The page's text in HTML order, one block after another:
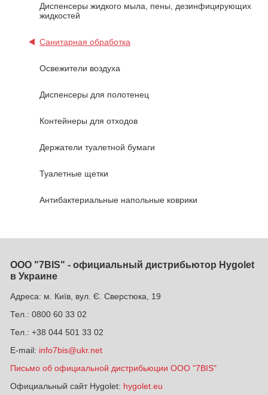
Диспенсеры жидкого мыла, пены, дезинфицирующих
жидкостей
Санитарная обработка
Освежители воздуха
Диспенсеры для полотенец
Контейнеры для отходов
Держатели туалетной бумаги
Туалетные щетки
Антибактериальные напольные коврики
ООО "7BIS" - официальный дистрибьютор Hygolet
в Украине
Адреса: м. Київ, вул. Є. Сверстюка, 19
Тел.: 0800 60 33 02
Тел.: +38 044 501 33 02
E-mail: info7bis@ukr.net
Письмо об официальной дистрибьюции ООО "7BIS"
Официальный сайт Hygolet: hygolet.eu